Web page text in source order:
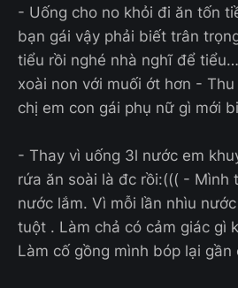
- Uống cho no khỏi đi ăn tốn
bạn gái vậy phải biết trân
tiểu rồi nghé nhà nghĩ để
xoài non với muối ớt hơn -
chị em con gái phụ nữ gì mới
- Thay vì uống 3l nước em
rứa ăn soài là đc rồi:((( - Mình
nước lắm. Vì mỗi lần nhìu
tuột . Làm chả có cảm giác gì
Làm cố gồng mình bóp lại gần